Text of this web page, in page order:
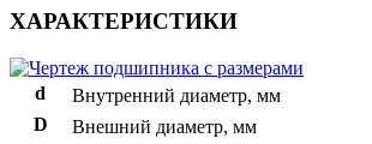
ХАРАКТЕРИСТИКИ
d Внутренний диаметр, мм
D
Внешний диаметр, мм